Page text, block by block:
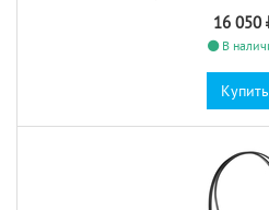
16 050
В
Купить